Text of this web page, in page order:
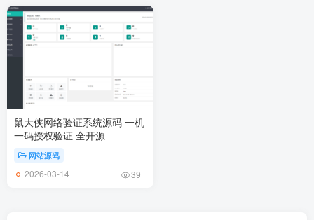
鼠大侠网络验证系统源码 一机
一码授权验证 全开源
网站源码
2026-03-14 39